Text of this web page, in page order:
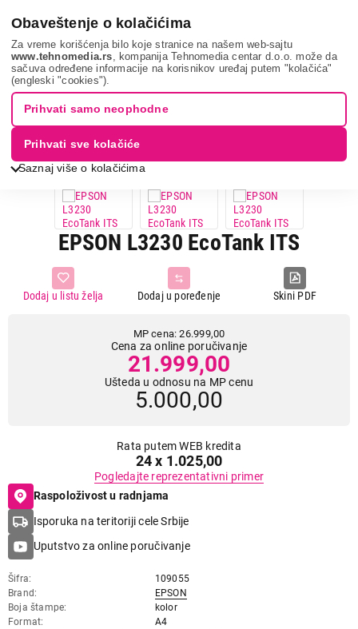
Obaveštenje o kolačićima
Za vreme korišćenja bilo koje stranice na našem web-sajtu
www.tehnomedia.rs , kompanija Tehnomedia centar d.o.o. može da
sačuva određene informacije na korisnikov uređaj putem "kolačića"
(engleski "cookies").
Saznaj više o kolačićima
Prihvati samo neophodne
Prihvati sve kolačiće
It & gaming Štampači Multifunkcijski štampači
Epson
l3230 eco...
19% UŠTEDA.
EPSON L3230 EcoTank ITS
Skini PDF
Dodaj u poređenje
Dodaj u listu želja
MP cena: 26.999,00
Cena za online poručivanje
21.999,00
Ušteda u odnosu na MP cenu
5.000,00
Rata putem WEB kredita
24 x 1.025,00
Pogledajte reprezentativni primer
Raspoloživost u radnjama
Isporuka na teritoriji cele Srbije
Uputstvo za online poručivanje
Šifra
109055
Brand
EPSON
Boja štampe
kolor
Format
A4